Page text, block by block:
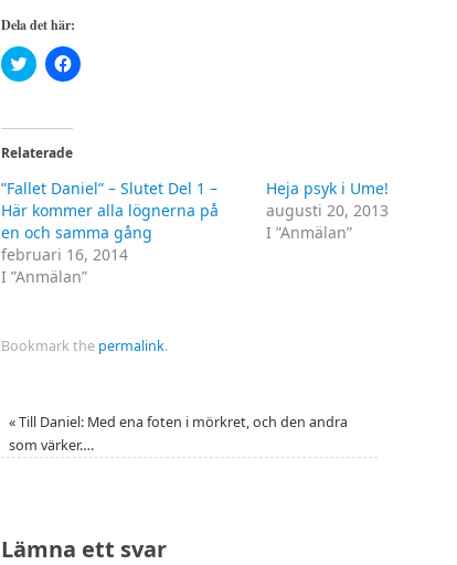
Dela det här:
Klicka
för
Twitter
(Öppnas
i
nytt
fönster)
Klicka
för
nytt
fönster)
Relaterade
”Fallet Daniel” – Slutet Del 1 –
Här kommer alla lögnerna på
en och samma gång
februari 16, 2014
I ”Anmälan”
Heja psyk i Ume!
augusti 20, 2013
I ”Anmälan”
Bookmark the permalink.
«Till Daniel: Med ena foten i mörkret, och den andra
som värker….
Lämna ett svar